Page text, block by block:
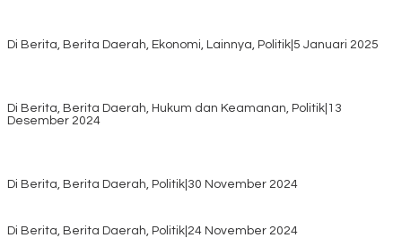
Di Berita, Berita Daerah, Ekonomi, Lainnya, Politik 5 Januari 2025
Di Berita, Berita Daerah, Hukum dan Keamanan, Politik 13
Desember 2024
Di Berita, Berita Daerah, Politik 30 November 2024
Di Berita, Berita Daerah, Politik 24 November 2024